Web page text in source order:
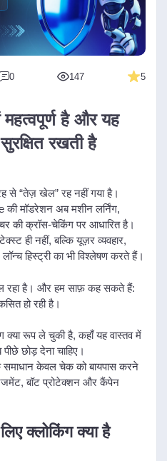
0 147 5
है और यह
रखती है
से “तेज़ खेल” रह नहीं गया है।
मॉडरेशन अब मशीन लर्निंग,
की क्रॉस-चेकिंग पर आधारित है।
ही नहीं, बल्कि यूज़र व्यवहार,
हिस्ट्री का भी विश्लेषण करते हैं।
रहा है। और हम साफ़ कह सकते हैं:
हो रही है।
रूप ले चुकी है, कहाँ यह वास्तव में
छोड़ देना चाहिए।
केवल चेक को बायपास करने
बॉट प्रोटेक्शन और कैंपेन
क्लोकिंग क्या है